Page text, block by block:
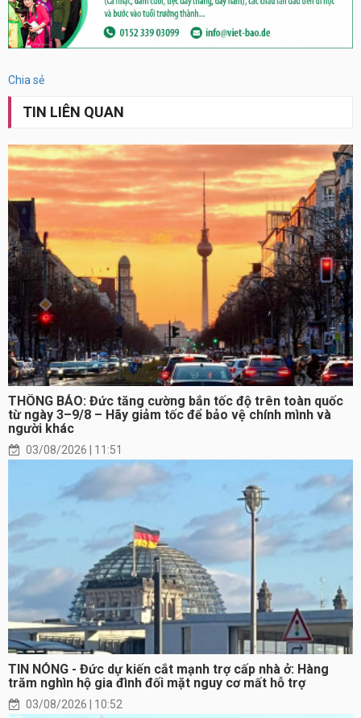
Chia sẻ
TIN LIÊN QUAN
THÔNG BÁO: Đức tăng cường bắn tốc độ trên toàn quốc
từ ngày 3–9/8 – Hãy giảm tốc để bảo vệ chính mình và
người khác
03/08/2026 | 11:51
TIN NÓNG - Đức dự kiến cắt mạnh trợ cấp nhà ở: Hàng
trăm nghìn hộ gia đình đối mặt nguy cơ mất hỗ trợ
03/08/2026 | 10:52